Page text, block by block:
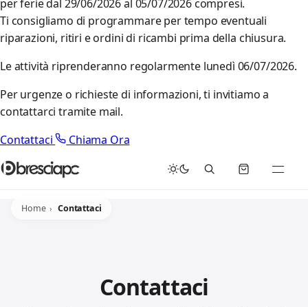
per ferie dal 29/06/2026 al 05/07/2026 compresi.
Ti consigliamo di programmare per tempo eventuali
riparazioni, ritiri e ordini di ricambi prima della chiusura.
Le attività riprenderanno regolarmente lunedì 06/07/2026.
Per urgenze o richieste di informazioni, ti invitiamo a
contattarci tramite mail.
Contattaci
Chiama Ora
Home Contattaci
Contattaci